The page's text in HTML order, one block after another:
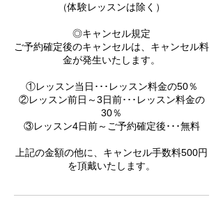
（体験レッスンは除く）
◎キャンセル規定
ご予約確定後のキャンセルは、キャンセル料
金が発生いたします。
①レッスン当日･･･レッスン料金の50％
②レッスン前日～3日前･･･レッスン料金の
30％
③レッスン4日前～ご予約確定後･･･無料
上記の金額の他に、キャンセル手数料500円
を頂戴いたします。